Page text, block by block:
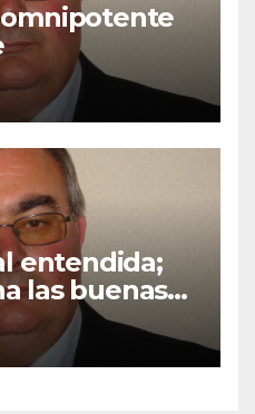
entendida;
las buenas